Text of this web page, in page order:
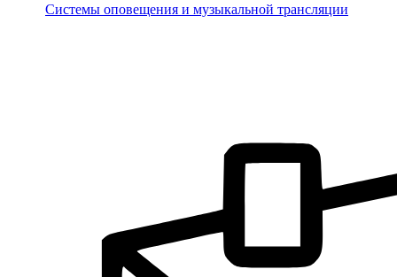
Системы оповещения и музыкальной трансляции